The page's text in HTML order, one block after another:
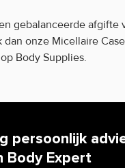
gebalanceerde afgifte
dan onze Micellaire
Body Supplies.
persoonlijk
Body Expert